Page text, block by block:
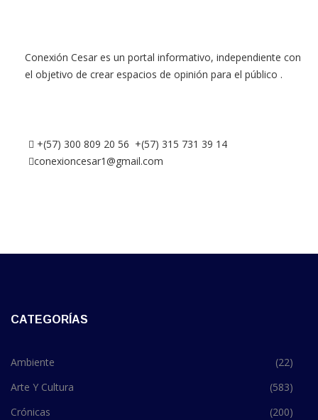
Conexión Cesar es un portal informativo, independiente con
el objetivo de crear espacios de opinión para el público .
+(57) 300 809 20 56 +(57) 315 731 39 14
conexioncesar1@gmail.com
CATEGORÍAS
Ambiente
(22)
Arte Y Cultura
(583)
Crónicas
(200)